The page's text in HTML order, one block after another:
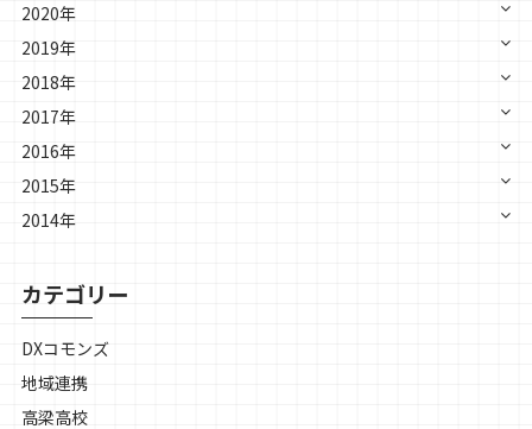
2020年
2019年
2018年
2017年
2016年
2015年
2014年
カテゴリー
DXコモンズ
地域連携
高梁高校